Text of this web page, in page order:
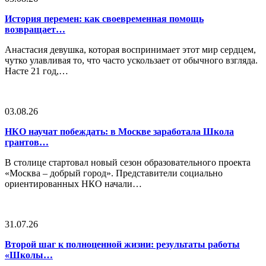
История перемен: как своевременная помощь
возвращает…
Анастасия девушка, которая воспринимает этот мир сердцем,
чутко улавливая то, что часто ускользает от обычного взгляда.
Насте 21 год,…
03.08.26
НКО научат побеждать: в Москве заработала Школа
грантов…
В столице стартовал новый сезон образовательного проекта
«Москва – добрый город». Представители социально
ориентированных НКО начали…
31.07.26
Второй шаг к полноценной жизни: результаты работы
«Школы…